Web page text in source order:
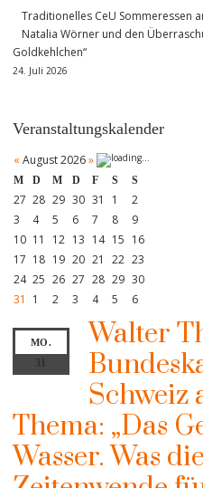
Traditionelles CeU Sommeressen
Natalia Wörner und den
Goldkehlchen“
24. Juli 2026
Veranstaltungskalender
« August 2026»
M D M D F S S
27 28 29 30 31 1
2
3
4 5 6 7 8
9
10 11 12 13 14 15 16
17 18 19 20 21 22 23
24 25 26 27 28 29 30
31
1 2 3 4 5 6
MO.
31
Walter
Schweiz
Thema: „Das
Wasser. Was